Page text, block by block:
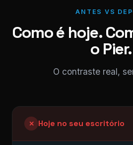
ANTES VS
Como é hoje.
o Pier.
O contraste real,
✕ Hoje no seu escritório